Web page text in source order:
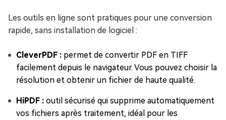
Les outils en ligne sont pratiques pour une conversion
rapide, sans installation de logiciel :
CleverPDF : permet de convertir PDF en TIFF
facilement depuis le navigateur. Vous pouvez choisir la
résolution et obtenir un fichier de haute qualité.
HiPDF : outil sécurisé qui supprime automatiquement
vos fichiers après traitement, idéal pour les